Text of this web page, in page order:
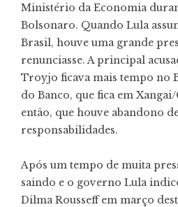
Ministério da Economia
Bolsonaro. Quando Lula
Brasil, houve uma grande
renunciasse. A principal
Troyjo ficava mais tempo no
do Banco, que fica em
então, que houve abandono
responsabilidades.
Após um tempo de muita
saindo e o governo Lula
Dilma Rousseff em março